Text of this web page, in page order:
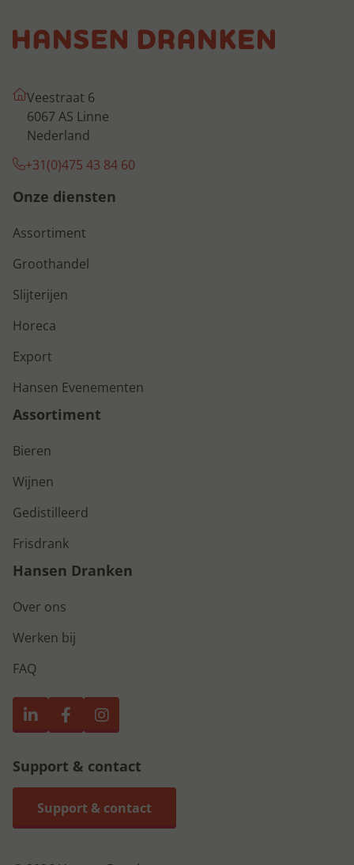
Veestraat 6
6067 AS Linne
Nederland
+31(0)475 43 84 60
Onze diensten
Assortiment
Groothandel
Slijterijen
Horeca
Export
Hansen Evenementen
Assortiment
Bieren
Wijnen
Gedistilleerd
Frisdrank
Hansen Dranken
Over ons
Werken bij
FAQ
Support & contact
Support & contact